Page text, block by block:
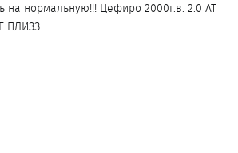
на нормальную!!! Цефиро 2000г.в. 2.0 АТ
ПЛИЗЗ